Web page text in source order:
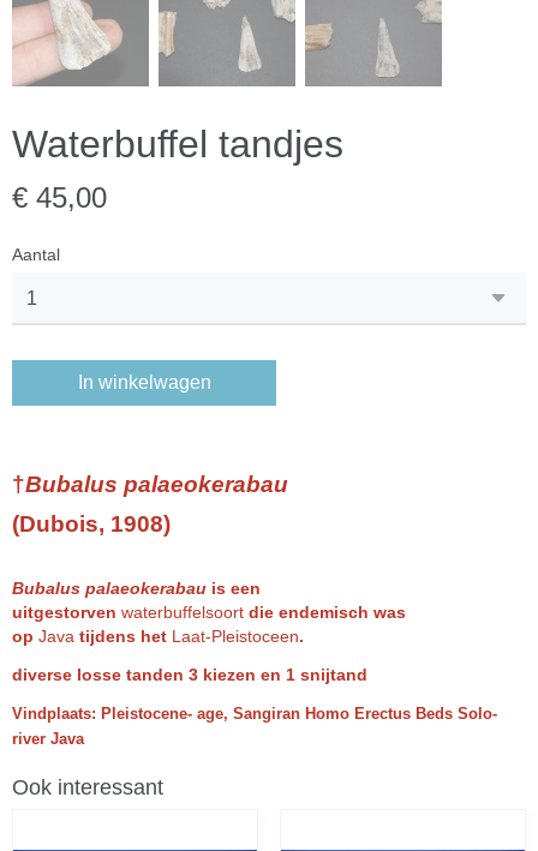
Waterbuffel tandjes
€ 45,00
Aantal
In winkelwagen
†Bubalus palaeokerabau
(Dubois, 1908)
Bubalus palaeokerabau is een
uitgestorven waterbuffelsoort die endemisch was
op Java tijdens het Laat-Pleistoceen.
diverse losse tanden 3 kiezen en 1 snijtand
Vindplaats: Pleistocene- age, Sangiran Homo Erectus Beds Solo-
river Java
Ook interessant